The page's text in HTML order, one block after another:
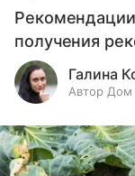
получения
Галина
Автор Дом